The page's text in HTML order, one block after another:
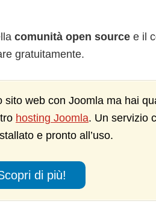
comunità open source e il
gratuitamente.
web con Joomla ma hai
hosting Joomla. Un servizio
e pronto all’uso.
di più!